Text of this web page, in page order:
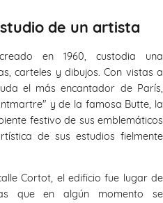
de un artista
en 1960, custodia una
carteles y dibujos. Con vistas a
el más encantador de París,
y de la famosa Butte, la
festivo de sus emblemáticos
de sus estudios fielmente
Cortot, el edificio fue lugar de
que en algún momento se